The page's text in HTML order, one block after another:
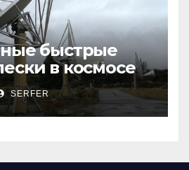
быстрые
в космосе
все более
SERFER